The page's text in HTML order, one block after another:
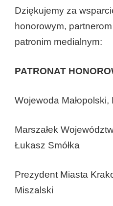
Dziękujemy za
honorowym,
patronim medialnym:
PATRONAT
Wojewoda
Marszałek
Łukasz Smółka
Prezydent Miasta
Miszalski